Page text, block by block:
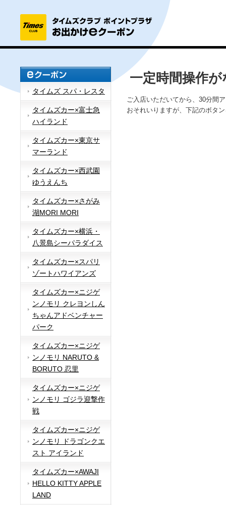
タイムズ スパ・レスタ
タイムズカー×富士急
ハイランド
タイムズカー×東京サ
マーランド
タイムズカー×西武園
ゆうえんち
タイムズカー×さがみ
湖MORI MORI
タイムズカー×横浜・
八景島シーパラダイス
タイムズカー×スパリ
ゾートハワイアンズ
タイムズカー×ニジゲ
ンノモリ クレヨンしん
ちゃんアドベンチャー
パーク
タイムズカー×ニジゲ
ンノモリ NARUTO &
BORUTO 忍里
タイムズカー×ニジゲ
ンノモリ ゴジラ迎撃作
戦
タイムズカー×ニジゲ
ンノモリ ドラゴンクエ
スト アイランド
タイムズカー×AWAJI
HELLO KITTY APPLE
LAND
一定時間操作
ご入店いただいてから、30分間
おそれいりますが、下記のボタ